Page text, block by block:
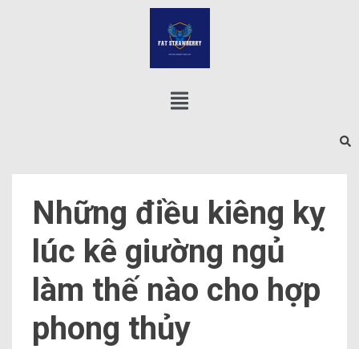
Những điều kiêng kỵ
lúc kê giường ngủ
làm thế nào cho hợp
phong thủy